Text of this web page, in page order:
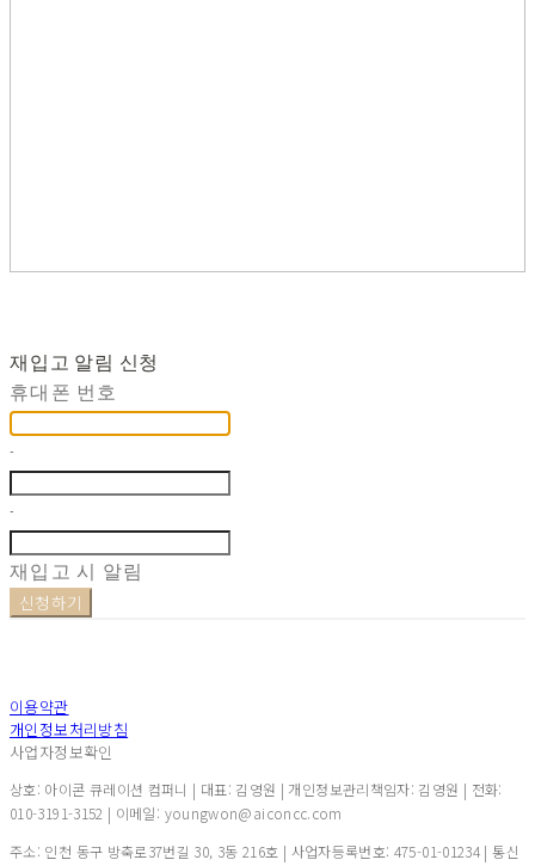
재입고 알림 신청
휴대폰 번호
-
-
재입고 시 알림
신청하기
이용약관
개인정보처리방침
사업자정보확인
상호: 아이콘 큐레이션 컴퍼니 | 대표: 김영원 | 개인정보관리책임자: 김영원 | 전화:
010-3191-3152 | 이메일: youngwon@aiconcc.com
주소: 인천 동구 방축로37번길 30, 3동 216호 | 사업자등록번호: 475-01-01234 | 통신